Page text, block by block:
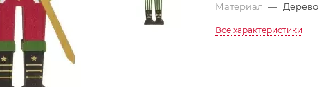
Материал — Дерево
Все характеристики